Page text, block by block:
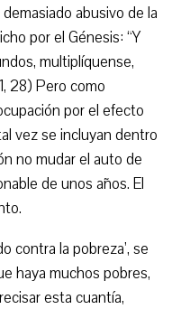
abusivo de la
por el Génesis: “Y
multiplíquense,
28) Pero como
por el efecto
vez se incluyan dentro
no mudar el auto de
de unos años. El
contra la pobreza’, se
haya muchos pobres,
esta cuantía,